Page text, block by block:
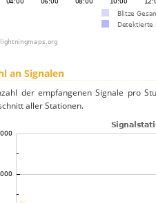
an Signalen
der empfangenen Signale pro
aller Stationen.